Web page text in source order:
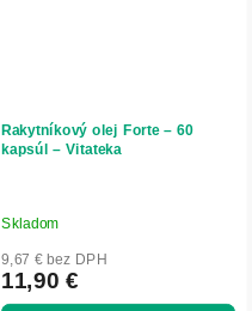
Rakytníkový olej Forte – 60
kapsúl – Vitateka
Skladom
9,67 € bez DPH
11,90 €